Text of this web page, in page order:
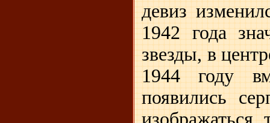
девиз
1942 года
звезды, в
1944 году
появились